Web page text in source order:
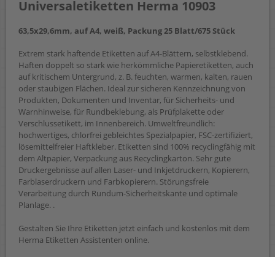
Universaletiketten Herma 10903
63,5x29,6mm, auf A4, weiß, Packung 25 Blatt/675 Stück
Extrem stark haftende Etiketten auf A4-Blättern, selbstklebend.
Haften doppelt so stark wie herkömmliche Papieretiketten, auch
auf kritischem Untergrund, z. B. feuchten, warmen, kalten, rauen
oder staubigen Flächen. Ideal zur sicheren Kennzeichnung von
Produkten, Dokumenten und Inventar, für Sicherheits- und
Warnhinweise, für Rundbeklebung, als Prüfplakette oder
Verschlussetikett, im Innenbereich. Umweltfreundlich:
hochwertiges, chlorfrei gebleichtes Spezialpapier, FSC-zertifiziert,
lösemittelfreier Haftkleber. Etiketten sind 100% recyclingfähig mit
dem Altpapier, Verpackung aus Recyclingkarton. Sehr gute
Druckergebnisse auf allen Laser- und Inkjetdruckern, Kopierern,
Farblaserdruckern und Farbkopierern. Störungsfreie
Verarbeitung durch Rundum-Sicherheitskante und optimale
Planlage. .
Gestalten Sie Ihre Etiketten jetzt einfach und kostenlos mit dem
Herma Etiketten Assistenten online.